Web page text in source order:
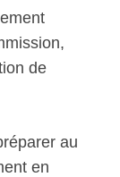
de
au
en